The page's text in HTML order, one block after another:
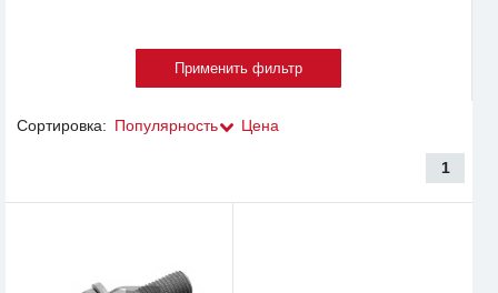
Сортировка: Популярность Цена
1